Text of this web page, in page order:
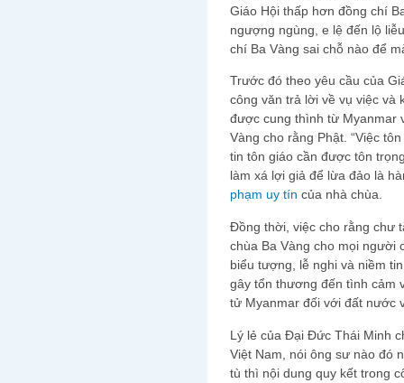
Giáo Hội thấp hơn đồng chí
ngượng ngùng, e lệ đến lộ
chí Ba Vàng sai chỗ nào để
Trước đó theo yêu cầu của
công văn trả lời về vụ việc và
được cung thình từ Myanmar
Vàng cho rằng Phật. “Việc
tin tôn giáo cần được tôn
làm xá lợi giả để lừa đảo là
phạm uy tín của nhà chùa.
Đồng thời, việc cho rằng chư
chùa Ba Vàng cho mọi người
biểu tượng, lễ nghi và niềm
gây tổn thương đến tình cảm
tử Myanmar đối với đất nước
Lý lẻ của Đại Đức Thái Minh
Việt Nam, nói ông sư nào đó
tù thì nội dung quy kết trong